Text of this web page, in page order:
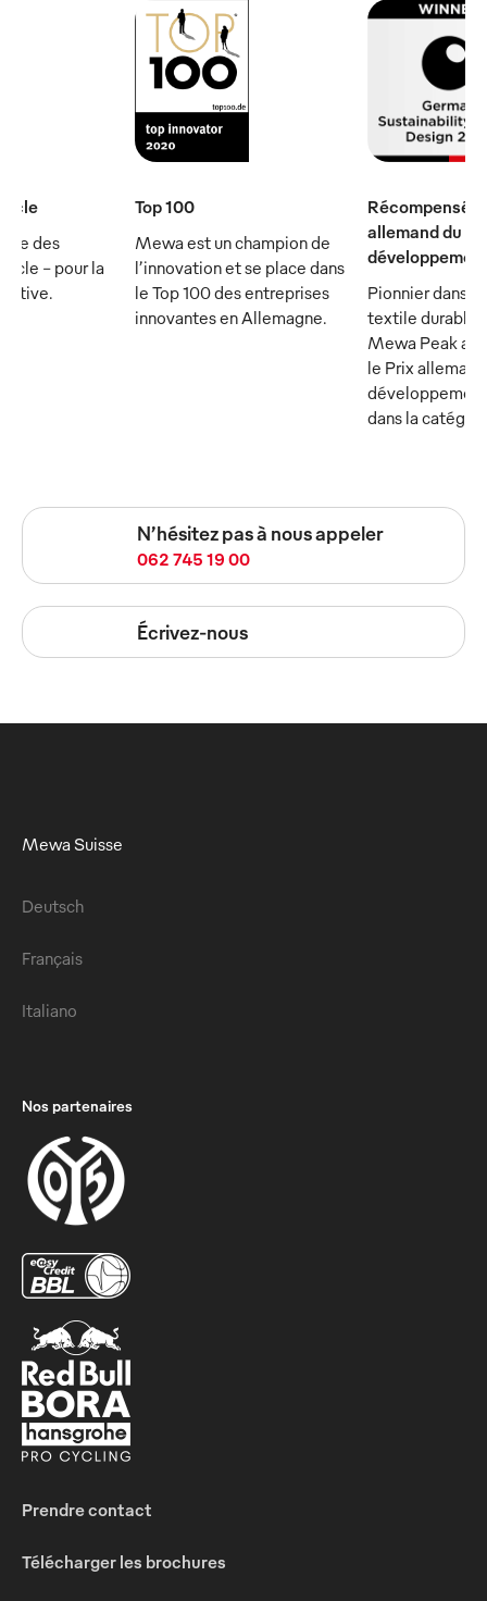
des
- pour la
Top 100
Mewa est un champion de
l’innovation et se place dans
le Top 100 des entreprises
innovantes en Allemagne.
Récompensé
allemand du
Pionnier dans
textile durable
Mewa Peak a
le Prix
dans la
N’hésitez pas à nous appeler
062 745 19 00
Écrivez-nous
Mewa Suisse
Deutsch
Français
Italiano
Nos partenaires
Prendre contact
Télécharger les brochures